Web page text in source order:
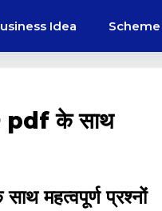
Idea Scheme
pdf के साथ
महत्वपूर्ण प्रश्नों